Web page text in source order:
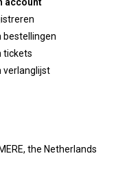
bestellingen
tickets
verlanglijst
the Netherlands